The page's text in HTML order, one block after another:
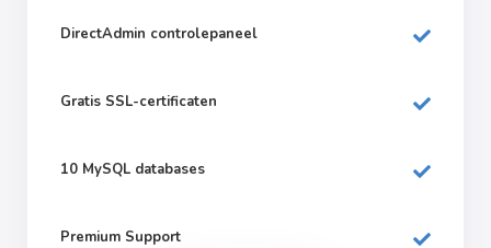
DirectAdmin controlepaneel
Gratis SSL-certificaten
10 MySQL databases
Premium Support